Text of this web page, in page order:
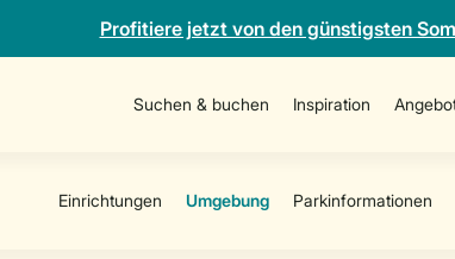
Profitiere jetzt von den günstigsten
Suchen & buchen Inspiration